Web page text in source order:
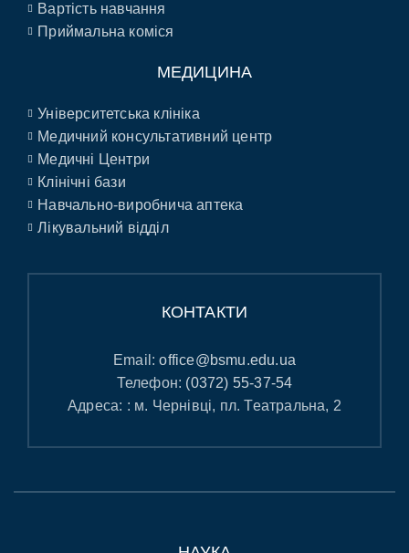
Вартість навчання
Приймальна коміся
МЕДИЦИНА
Університетська клініка
Медичний консультативний центр
Медичні Центри
Клінічні бази
Навчально-виробнича аптека
Лікувальний відділ
КОНТАКТИ
Email:office@bsmu.edu.ua
Телефон: (0372) 55-37-54
Адреса: : м. Чернівці, пл. Театральна, 2